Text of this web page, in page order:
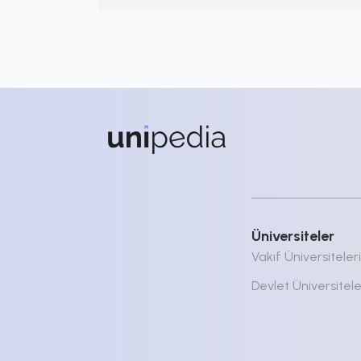
Üniversiteler
Vakıf Üniversiteleri
Devlet